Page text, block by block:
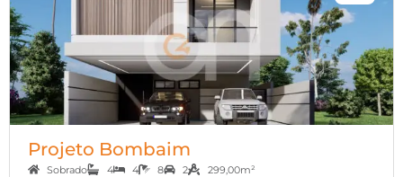
Projeto Bombaim
Sobrado 4 4 8 2 299,00m²